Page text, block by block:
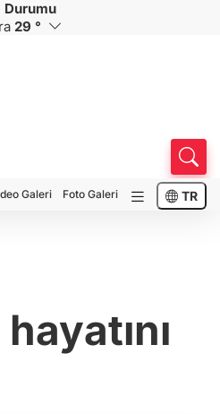
CHF
58,5560
Durumu
29 °
Galeri Foto Galeri TR